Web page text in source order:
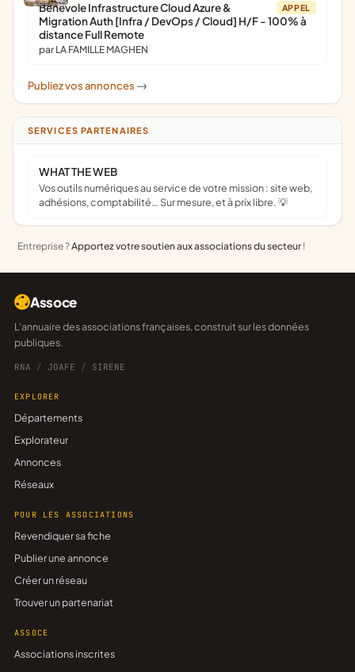
APPEL
Bénévole Infrastructure Cloud Azure &
Migration Auth [Infra / DevOps / Cloud] H/F - 100% à
distance Full Remote
par LA FAMILLE MAGHEN
Publiez vos annonces ->
SERVICES PARTENAIRES
WHAT THE WEB
Vos outils numériques au service de votre mission : site web,
adhésions, comptabilité… Sur mesure, et à prix libre. 💡
Entreprise ?Apportez votre soutien aux associations du secteur !
Assoce
L'annuaire des associations françaises, construit sur les données
publiques.
RNA / JOAFE / SIRENE
EXPLORER
Départements
Explorateur
Annonces
Réseaux
POUR LES ASSOCIATIONS
Revendiquer sa fiche
Publier une annonce
Créer un réseau
Trouver un partenariat
ASSOCE
Associations inscrites